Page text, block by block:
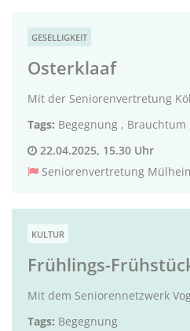
GESELLIGKEIT
Osterklaaf
Mit der Seniorenvertretung
Tags: Begegnung , Brauchtum
22.04.2025, 15.30 Uhr
Seniorenvertretung
KULTUR
Frühlings-
Mit dem Seniorennetzwerk
Tags: Begegnung